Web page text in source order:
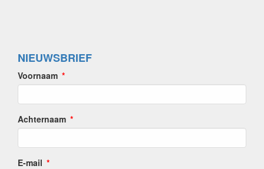
NIEUWSBRIEF
Voornaam
Achternaam
E-mail